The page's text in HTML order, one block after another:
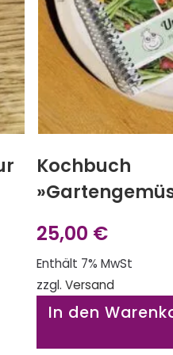
Kochbuch
25,00 €
Enthält 7% MwSt
zzgl. Versand
In den